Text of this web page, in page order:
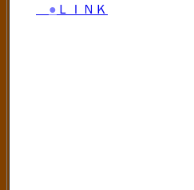
● ＬＩＮＫ